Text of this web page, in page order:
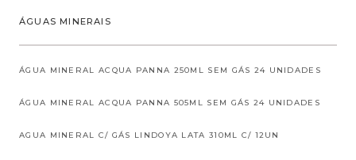
ÁGUAS MINERAIS
ÁGUA MINERAL ACQUA PANNA 250ML SEM GÁS 24 UNIDADES
ÁGUA MINERAL ACQUA PANNA 505ML SEM GÁS 24 UNIDADES
AGUA MINERAL C/ GÁS LINDOYA LATA 310ML C/ 12UN